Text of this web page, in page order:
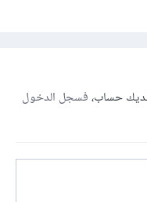
حساب،فسجل الدخول